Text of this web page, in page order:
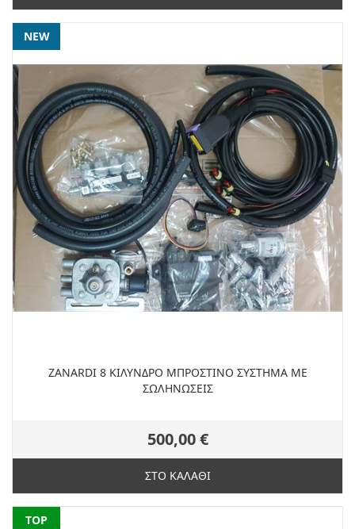
NEW
ZANARDI 8 ΚΙΛΥΝΔΡΟ ΜΠΡΟΣΤΙΝΟ ΣΥΣΤΗΜΑ ME
ΣΩΛΗΝΩΣΕΙΣ
500,00 €
ΣΤΟ ΚΑΛΑΘΙ
NEW
TOP